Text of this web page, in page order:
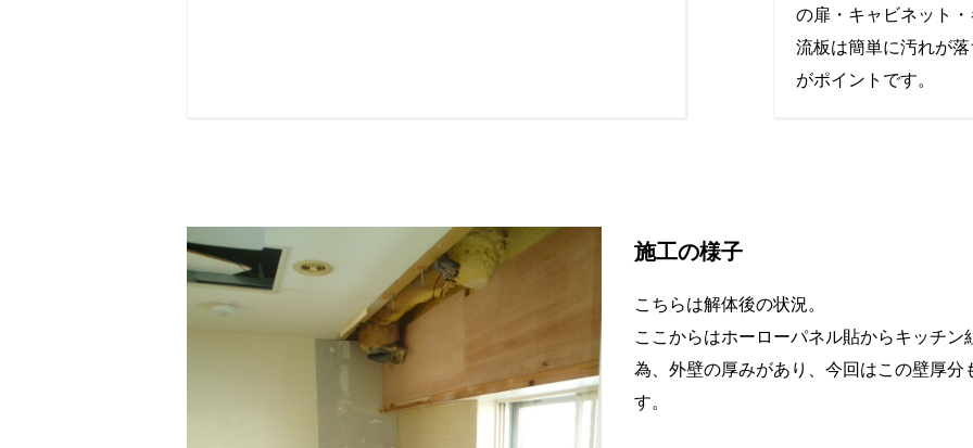
の扉・キャビネット
流板は簡単に汚れが
がポイントです。
施工の様子
こちらは解体後の状況。
ここからはホーローパネル貼からキッチ
為、外壁の厚みがあり、今回はこの壁厚
す。